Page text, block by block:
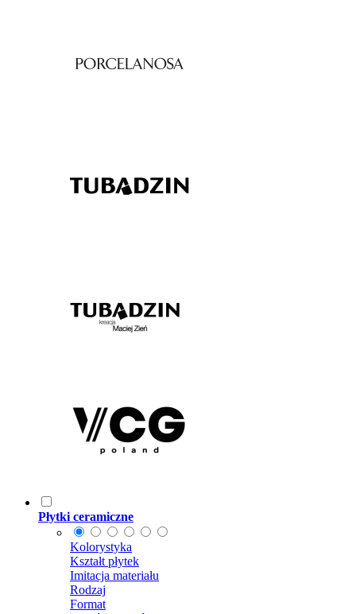
Płytki ceramiczne
Kolorystyka
Kształt płytek
Imitacja materiału
Rodzaj
Format